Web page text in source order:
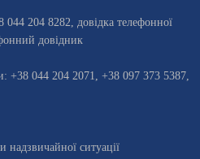
044 204 8282 , довiдка телефонної
довідник
+38 044 204 2071, +38 097 373 5387,
надзвичайної ситуації